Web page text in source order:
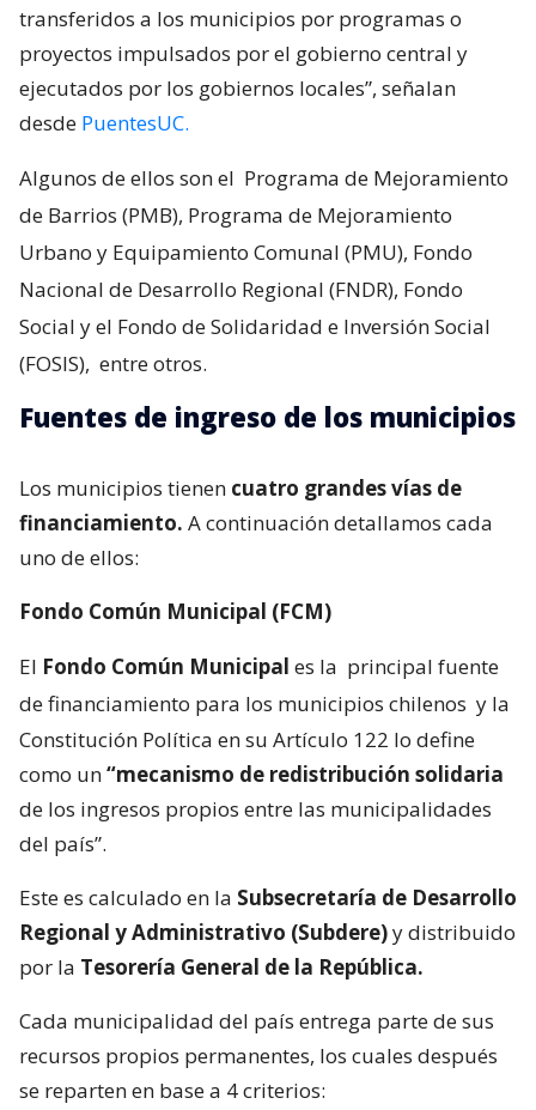
transferidos a los municipios por programas o
proyectos impulsados por el gobierno central y
ejecutados por los gobiernos locales”, señalan
desde PuentesUC.
Algunos de ellos son el Programa de Mejoramiento
de Barrios (PMB), Programa de Mejoramiento
Urbano y Equipamiento Comunal (PMU), Fondo
Nacional de Desarrollo Regional (FNDR), Fondo
Social y el Fondo de Solidaridad e Inversión Social
(FOSIS), entre otros.
Fuentes de ingreso de los municipios
Los municipios tienen cuatro grandes vías de
financiamiento. A continuación detallamos cada
uno de ellos:
Fondo Común Municipal (FCM)
El Fondo Común Municipal es la principal fuente
de financiamiento para los municipios chilenos y la
Constitución Política en su Artículo 122 lo define
como un“mecanismo de redistribución solidaria
de los ingresos propios entre las municipalidades
del país”.
Este es calculado en la Subsecretaría de Desarrollo
Regional y Administrativo (Subdere)y distribuido
por la Tesorería General de la República.
Cada municipalidad del país entrega parte de sus
recursos propios permanentes, los cuales después
se reparten en base a 4 criterios: